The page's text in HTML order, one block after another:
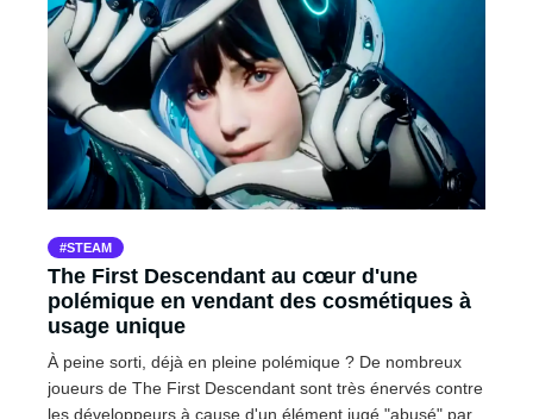
STEAM
The First Descendant au cœur d'une
polémique en vendant des cosmétiques à
usage unique
À peine sorti, déjà en pleine polémique ? De nombreux
joueurs de The First Descendant sont très énervés contre
les développeurs à cause d'un élément jugé "abusé" par